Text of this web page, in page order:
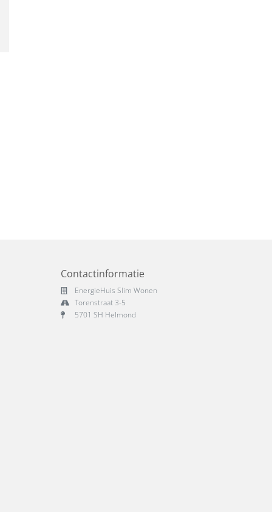
Contactinformatie
EnergieHuis Slim Wonen
Torenstraat 3-5
5701 SH Helmond